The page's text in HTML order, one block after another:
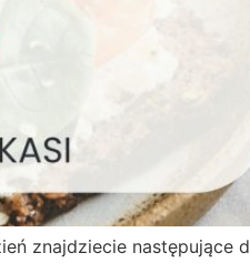
znajdziecie następujące